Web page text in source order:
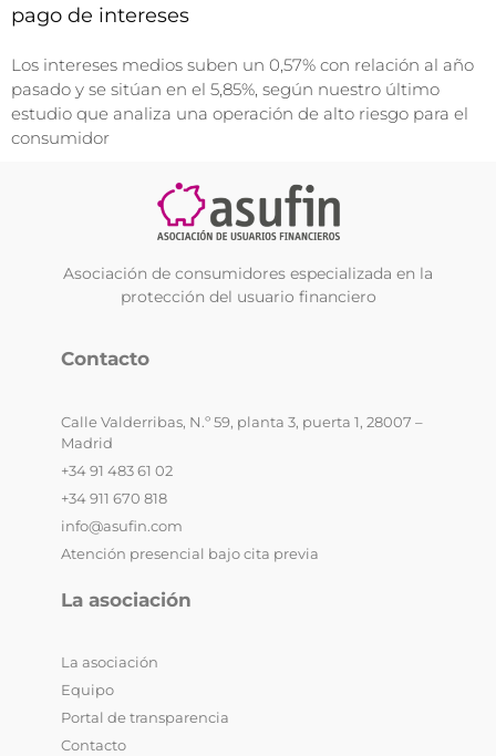
pago de intereses
Los intereses medios suben un 0,57% con relación al año
pasado y se sitúan en el 5,85%, según nuestro último
estudio que analiza una operación de alto riesgo para el
consumidor
Asociación de consumidores especializada en la
protección del usuario financiero
Contacto
Calle Valderribas, N.º 59, planta 3, puerta 1, 28007 –
Madrid
+34 91 483 61 02
+34 911 670 818
info@asufin.com
Atención presencial bajo cita previa
La asociación
La asociación
Equipo
Portal de transparencia
Contacto